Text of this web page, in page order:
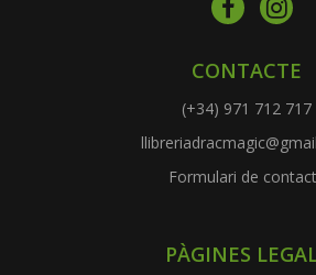
CONTACTE
(+34) 971 712 717
Formulari de
PÀGINES